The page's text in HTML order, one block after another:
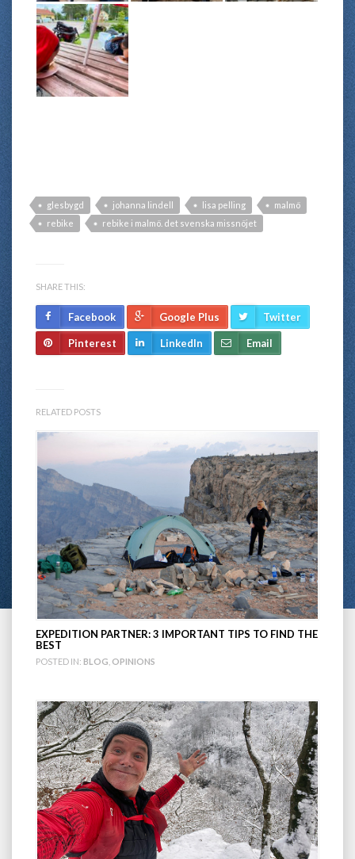
glesbygd johanna lindell lisa pelling
malmö
rebike
rebike i malmö. det svenska missnöjet
SHARE THIS:
Facebook Google Plus Twitter
Pinterest LinkedIn Email
RELATED POSTS
EXPEDITION PARTNER: 3 IMPORTANT TIPS TO FIND THE
BEST
POSTED IN: BLOG OPINIONS